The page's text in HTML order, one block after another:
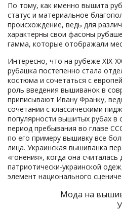
По тому, как именно вышита
статус и материальное
происхождение, ведь для
характерны свои фасоны
гамма, которые отображали
Интересно, что на рубеже XIX-
рубашка постепенно стала
костюма и сочетаться с
роль введения вышиванок в
приписывают Ивану Франку,
сочетании с классическими
популярности вышитых рубах в
период пребывания во главе
по его примеру вышивку все
лица. Украинская вышиванка
«гонения», когда она считалась
патриотически-украинской
элемент национального
Мода на